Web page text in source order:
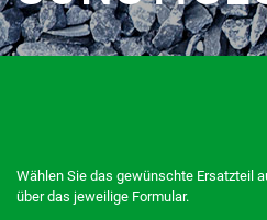
Wählen Sie das gewünschte Ersatzteil
über das jeweilige Formular.